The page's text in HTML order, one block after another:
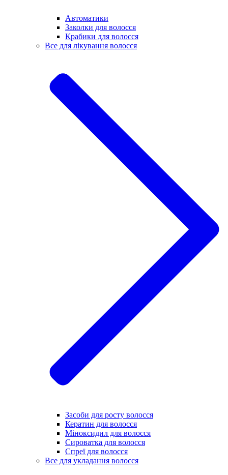
Автоматики
Заколки для волосся
Крабики для волосся
Все для лікування волосся
Засоби для росту волосся
Кератин для волосся
Міноксидил для волосся
Сироватка для волосся
Спреї для волосся
Все для укладання волосся